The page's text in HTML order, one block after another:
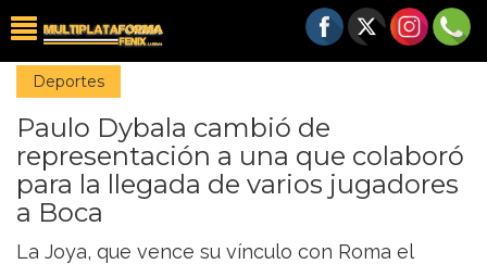
Deportes
Paulo Dybala cambió de
representación a una que colaboró
para la llegada de varios jugadores
a Boca
La Joya, que vence su vínculo con Roma el